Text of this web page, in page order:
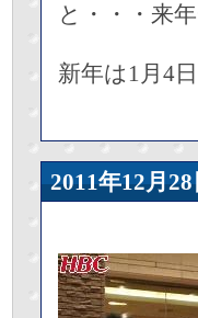
と・・・来
新年は1月4
2011年12